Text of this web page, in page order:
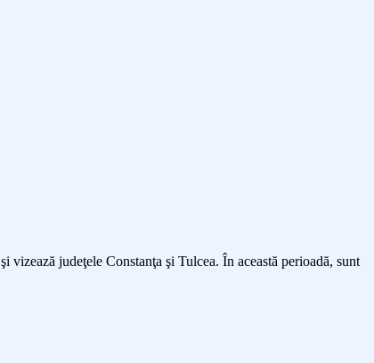
şi vizează judeţele Constanţa şi Tulcea. În această perioadă, sunt